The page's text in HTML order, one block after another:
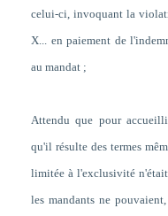
celui-ci, invoquant la
X... en paiement de
au mandat ;
Attendu que pour
qu'il résulte des termes
limitée à l'exclusivité n'était
les mandants ne